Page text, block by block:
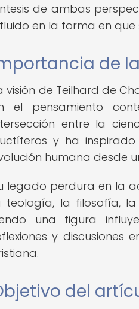
de ambas
en la forma en
de
visión de Teilhard de
el pensamiento
entre la
y ha
humana desde
legado perdura en la
teología, la filosofía,
una figura
y discusiones
del